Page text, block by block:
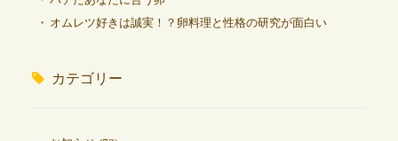
オムレツ好きは誠実！？卵料理と性格の研究が面白い
カテゴリー